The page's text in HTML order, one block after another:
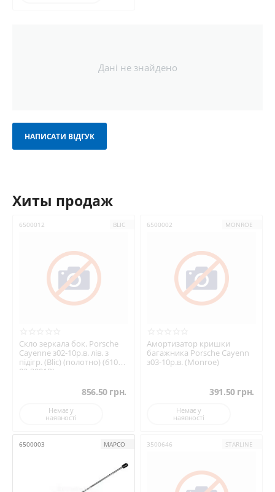
Дані не знайдено
НАПИСАТИ ВІДГУК
Хиты продаж
6500012 BLIC
Скло зеркала бок. Porsche
Cayenne з02-10р.в. лів. з
підігр. (Blic) (полотно) (6102-
02-2001P)
856.50 грн.
Немає у
наявності
6500002 MONROE
Амортизатор кришки
багажника Porsche Cayenn
з03-10р.в. (Monroe)
391.50 грн.
Немає у
наявності
6500003 MAPCO 3500646 STARLINE